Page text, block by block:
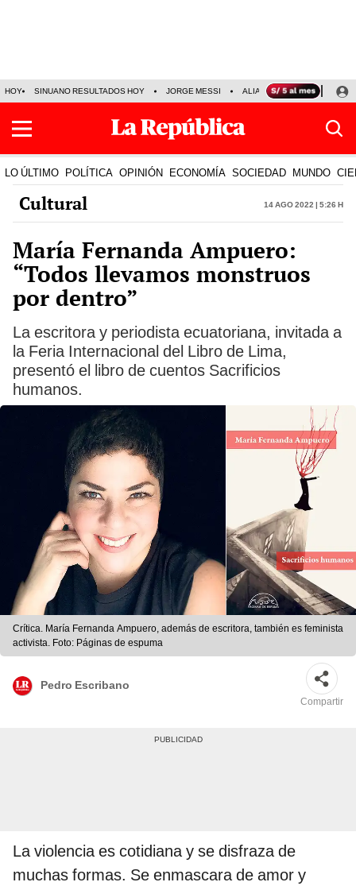
HOY SINUANO RESULTADOS HOY JORGE MESSI ALIANZA LIMA VS SPORT
LO ÚLTIMO POLÍTICA OPINIÓN ECONOMÍA SOCIEDAD MUNDO
Cultural 14 Ago 2022 | 5:26 h
María Fernanda Ampuero:
“Todos llevamos monstruos
por dentro”
La escritora y periodista ecuatoriana, invitada a
la Feria Internacional del Libro de Lima,
presentó el libro de cuentos Sacrificios
humanos.
Crítica. María Fernanda Ampuero, además de escritora, también es feminista
activista. Foto: Páginas de espuma
Pedro Escribano
Compartir
La violencia es cotidiana y se disfraza de
muchas formas. Se enmascara de amor y